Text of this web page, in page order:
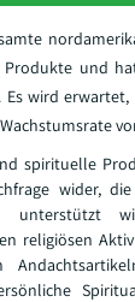
und
Es wird
spirituelle
wider,
unterstützt
religiösen